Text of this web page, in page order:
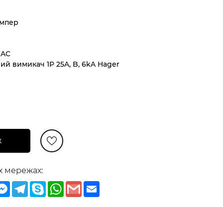
вимикач 1P 25A, B, 6kA Hager
мережах:
Messenger
Telegram
SkypeWhatsApp
Gmail